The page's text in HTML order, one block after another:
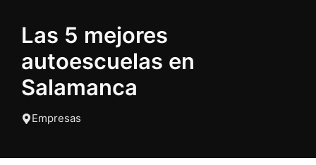
Las 5 mejores
autoescuelas en
Salamanca
Empresas